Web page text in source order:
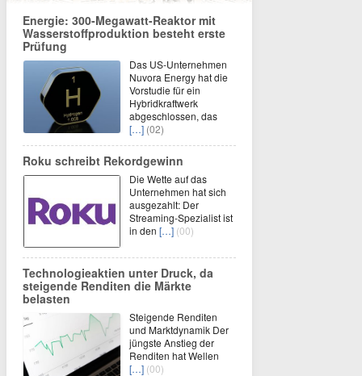
Energie: 300-Megawatt-Reaktor mit
Wasserstoffproduktion besteht erste
Prüfung
Das US-Unternehmen
Nuvora Energy hat die
Vorstudie für ein
Hybridkraftwerk
abgeschlossen, das
[…] (02)
Roku schreibt Rekordgewinn
Die Wette auf das
Unternehmen hat sich
ausgezahlt: Der
Streaming-Spezialist ist
in den […] (00)
Technologieaktien unter Druck, da
steigende Renditen die Märkte
belasten
Steigende Renditen
und Marktdynamik Der
jüngste Anstieg der
Renditen hat Wellen
[…] (00)